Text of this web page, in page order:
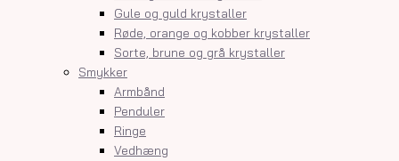
Gule og guld krystaller
Røde, orange og kobber krystaller
Sorte, brune og grå krystaller
Smykker
Armbånd
Penduler
Ringe
Vedhæng